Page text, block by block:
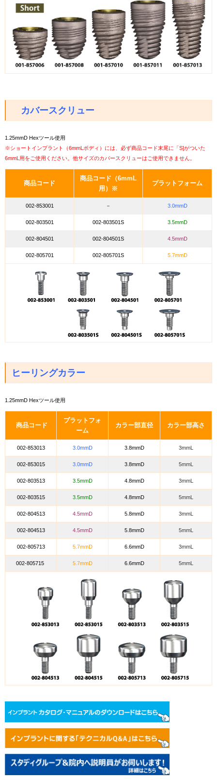
カバースクリュー
1.25mmD Hexツール使用
※ショートインプラント（6mmLボディ）には、必ず商品コード末尾に「S]がついた
6mmL用をご使用ください。他サイズのカバースクリューはご使用できません。
商品コード
商品コード（6mmL
用）※
プラットフォーム
002-853001 － 3.0mmD
002-803501 002-803501S 3.5mmD
002-804501 002-804501S 4.5mmD
002-805701 002-805701S 5.7mmD
ヒーリングカラー
1.25mmD Hexツール使用
商品コード
プラットフォ
ーム
カラー部直径 カラー部高さ
002-853013 3.0mmD 3.8mmD 3mmL
002-853015 3.0mmD 3.8mmD 5mmL
002-803513 3.5mmD 4.8mmD 3mmL
002-803515 3.5mmD 4.8mmD 5mmL
002-804513 4.5mmD 5.8mmD 3mmL
002-804513 4.5mmD 5.8mmD 5mmL
002-805713 5.7mmD 6.6mmD 3mmL
002-805715 5.7mmD 6.6mmD 5mmL